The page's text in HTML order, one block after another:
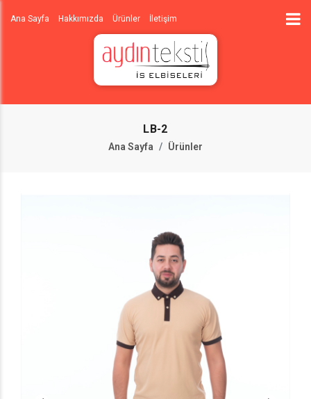
Ana Sayfa Hakkımızda Ürünler İletişim
LB-2
Ana Sayfa Ürünler